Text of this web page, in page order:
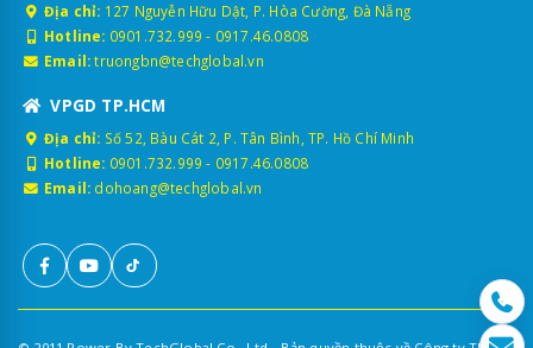
Địa chỉ: 127 Nguyễn Hữu Dật, P. Hòa Cường, Đà Nẵng
Hotline: 0901.732.999 - 0917.46.0808
Email: truongbn@techglobal.vn
VPGD TP.HCM
Địa chỉ: Số 52, Bàu Cát 2, P. Tân Bình, TP. Hồ Chí Minh
Hotline: 0901.732.999 - 0917.46.0808
Email: dohoang@techglobal.vn